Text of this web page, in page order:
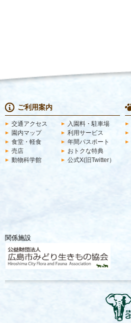
ご利用案内
交通アクセス
入園料・駐車場
園内マップ
利用サービス
食堂・軽食
年間パスポート
売店
おトクな特典
動物科学館
公式X(旧Twitter）
関係施設